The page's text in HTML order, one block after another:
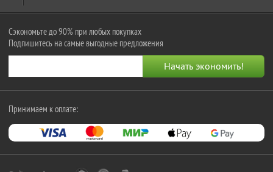
Сэкономьте до 90% при любых покупках
Подпишитесь на самые выгодные предложения
Принимаем к оплате: